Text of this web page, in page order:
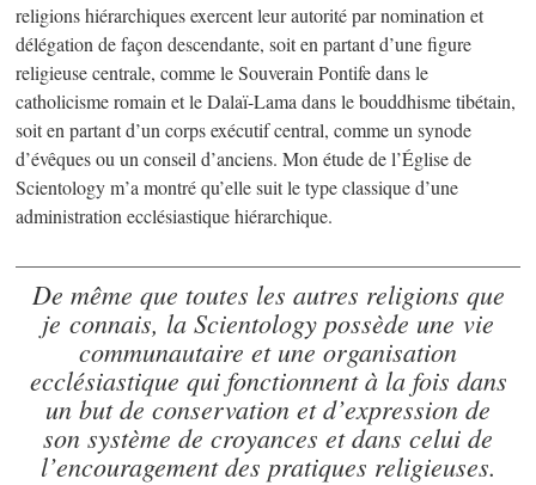
religions hiérarchiques exercent leur autorité par nomination et
délégation de façon descendante, soit en partant d’une figure
religieuse centrale, comme le Souverain Pontife dans le
catholicisme romain et le Dalaï-Lama dans le bouddhisme tibétain,
soit en partant d’un corps exécutif central, comme un synode
d’évêques ou un conseil d’anciens. Mon étude de l’Église de
Scientology m’a montré qu’elle suit le type classique d’une
administration ecclésiastique hiérarchique.
De même que toutes les autres religions que
je connais, la Scientology possède une vie
communautaire et une organisation
ecclésiastique qui fonctionnent à la fois dans
un but de conservation et d’expression de
son système de croyances et dans celui de
l’encouragement des pratiques religieuses.